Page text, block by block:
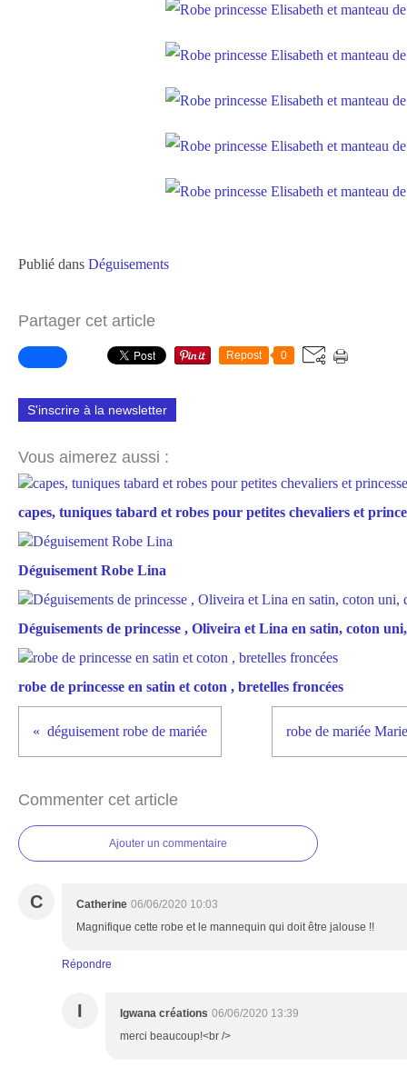
Publié dans Déguisements
Partager cet article
Repost 0
S'inscrire à la newsletter
Vous aimerez aussi :
capes, tuniques tabard et robes pour petites chevaliers et
Déguisement Robe Lina
Déguisements de princesse , Oliveira et Lina en satin, coton
robe de princesse en satin et coton , bretelles froncées
déguisement robe de mariée robe de mariée
Commenter cet article
Ajouter un commentaire
C Catherine 06/06/2020 10:03
Magnifique cette robe et le mannequin qui doit être jalouse !!
Répondre
I Igwana créations 06/06/2020 13:39
merci beaucoup!<br />